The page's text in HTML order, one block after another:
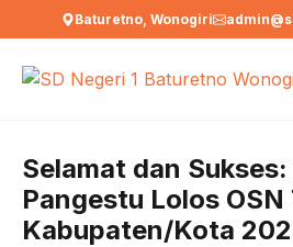
Langsung
ke
Baturetno, Wonogiri
Selamat dan
Pangestu Lolos
Kabupaten/Kota